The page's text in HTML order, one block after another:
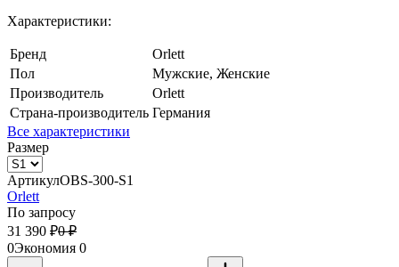
Характеристики:
Бренд
Orlett
Пол
Мужские, Женские
Производитель
Orlett
Страна-производитель Германия
Все характеристики
Размер
АртикулOBS-300-S1
Orlett
По запросу
31 390 ₽0 ₽
0Экономия 0